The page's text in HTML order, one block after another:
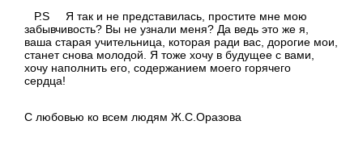
Р.S Я так и не представилась, простите мне мою
забывчивость? Вы не узнали меня? Да ведь это же я,
ваша старая учительница, которая ради вас, дорогие мои,
станет снова молодой. Я тоже хочу в будущее с вами,
хочу наполнить его, содержанием моего горячего
сердца!
С любовью ко всем людям Ж.С.Оразова